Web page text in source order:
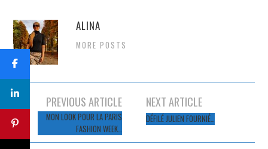
ALINA
MORE POSTS
Navigation
des
articles
PREVIOUS ARTICLE
MON LOOK POUR LA PARIS
FASHION WEEK…
NEXT ARTICLE
DÉFILÉ JULIEN FOURNIÉ…